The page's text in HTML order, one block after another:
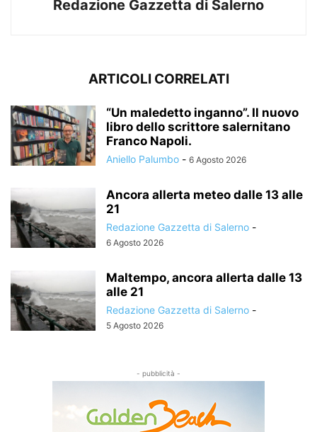
Redazione Gazzetta di Salerno
ARTICOLI CORRELATI
“Un maledetto inganno”. Il nuovo
libro dello scrittore salernitano
Franco Napoli.
Aniello Palumbo - 6 Agosto 2026
Ancora allerta meteo dalle 13 alle
21
Redazione Gazzetta di Salerno -
6 Agosto 2026
Maltempo, ancora allerta dalle 13
alle 21
Redazione Gazzetta di Salerno -
5 Agosto 2026
- pubblicità -